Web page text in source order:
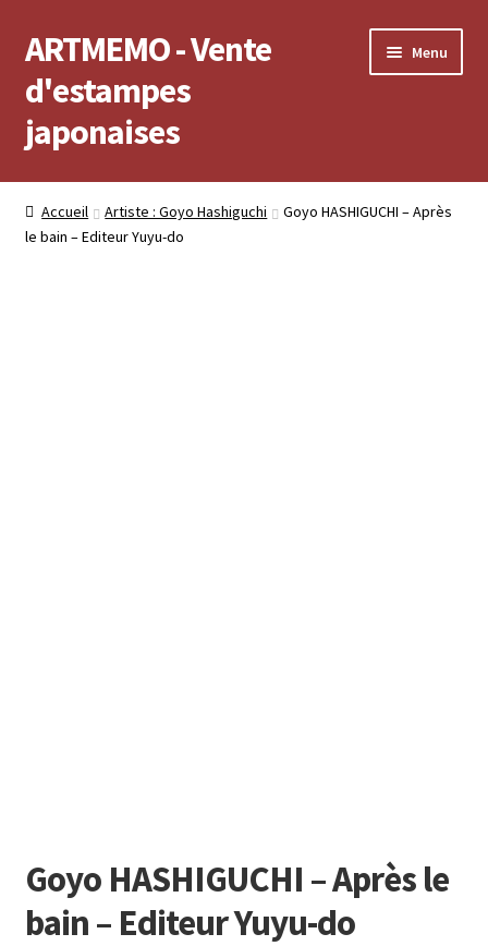
Aller
à
la
navigation
Aller
au
contenu
ARTMEMO - Vente
d'estampes
japonaises
Menu
Accueil
Frais d’envoi, délais de Livraison, règlement et retour
Accueil Artiste : Goyo Hashiguchi
Goyo HASHIGUCHI – Après
le bain – Editeur Yuyu-do
Goyo HASHIGUCHI – Après le
bain – Editeur Yuyu-do